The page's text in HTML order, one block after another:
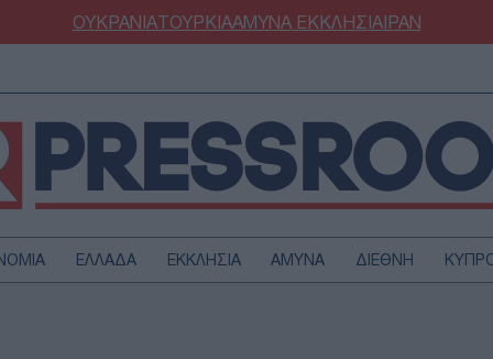
ΟΥΚΡΑΝΙΑΤΟΥΡΚΙΑΑΜΥΝΑΕΚΚΛΗΣΙΑΙΡΑΝ
ΕΛΛΑΔΑ ΕΚΚΛΗΣΙΑ ΑΜΥΝΑ ΔΙΕΘΝΗ